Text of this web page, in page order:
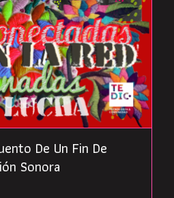
De Un Fin De
Sonora